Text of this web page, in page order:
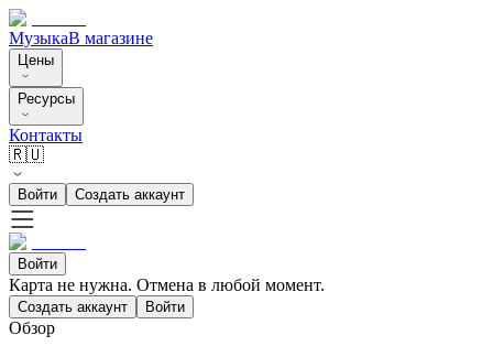
МузыкаВ магазине
Цены
Ресурсы
Контакты
🇷🇺
Войти Создать аккаунт
Войти
Карта не нужна. Отмена в любой момент.
Создать аккаунт Войти
Обзор